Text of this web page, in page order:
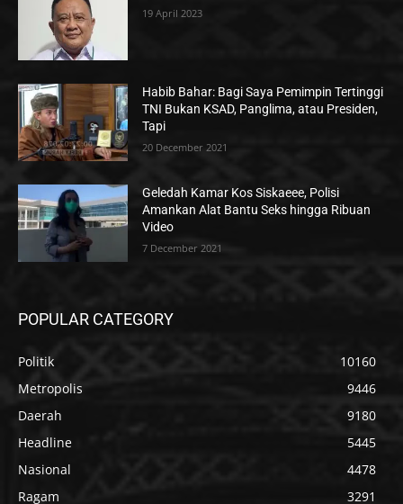
19 April 2023
Habib Bahar: Bagi Saya Pemimpin Tertinggi
TNI Bukan KSAD, Panglima, atau Presiden,
Tapi
20 December 2021
Geledah Kamar Kos Siskaeee, Polisi
Amankan Alat Bantu Seks hingga Ribuan
Video
7 December 2021
POPULAR CATEGORY
Politik
10160
Metropolis
9446
Daerah
9180
Headline
5445
Nasional
4478
Ragam
3291